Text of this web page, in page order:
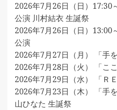
2026年7月26日（日）17:30
公演 川村結衣 生誕祭
2026年7月26日（日）13:00
公演
2026年7月27日（月） 「手
2026年7月28日（火） 「こ
2026年7月29日（水） 「Ｒ
2026年7月23日（木） 「手
山ひなた 生誕祭